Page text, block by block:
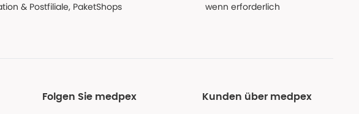
& Postfiliale, PaketShops wenn erforderlich
Folgen Sie medpex Kunden über medpex